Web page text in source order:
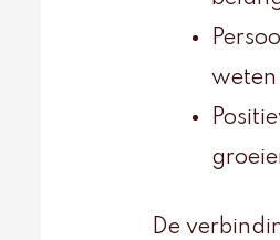
De